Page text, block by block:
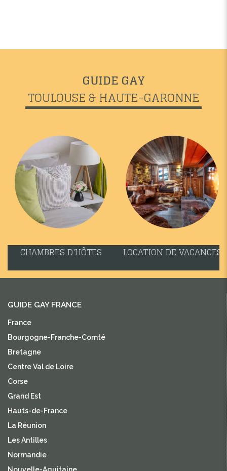
GUIDE GAY
TOULOUSE & HAUTE-GARONNE
CHAMBRES D'HÔTES LOCATION DE VACANCES
GUIDE GAY FRANCE
France
Bourgogne-Franche-Comté
Bretagne
Centre Val de Loire
Corse
Grand Est
Hauts-de-France
La Réunion
Les Antilles
Normandie